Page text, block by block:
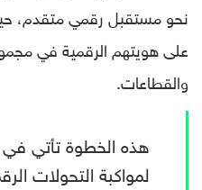
نحو مستقبل رقمي متقدم،
على هويتهم الرقمية في
والقطاعات.
هذه الخطوة تأتي في
لمواكبة التحولات